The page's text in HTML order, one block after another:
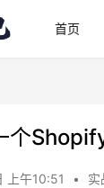
首页
个
上午10:51 • 实